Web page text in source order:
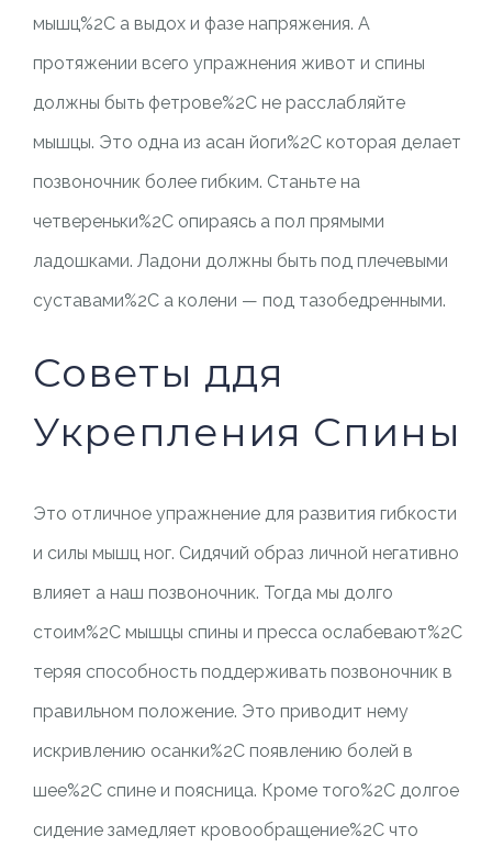
мышц%2C а выдох и фазе напряжения. А
протяжении всего упражнения живот и спины
должны быть фетрове%2C не расслабляйте
мышцы. Это одна из асан йоги%2C которая делает
позвоночник более гибким. Станьте на
четвереньки%2C опираясь а пол прямыми
ладошками. Ладони должны быть под плечевыми
суставами%2C а колени — под тазобедренными.
Советы ддя
Укрепления Спины
Это отличное упражнение для развития гибкости
и силы мышц ног. Сидячий образ личной негативно
влияет а наш позвоночник. Тогда мы долго
стоим%2C мышцы спины и пресса ослабевают%2C
теряя способность поддерживать позвоночник в
правильном положение. Это приводит нему
искривлению осанки%2C появлению болей в
шее%2C спине и поясница. Кроме того%2C долгое
сидение замедляет кровообращение%2C что